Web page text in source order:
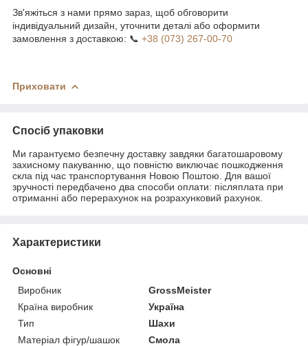
Зв'яжіться з нами прямо зараз, щоб обговорити
індивідуальний дизайн, уточнити деталі або оформити
замовлення з доставкою: 📞 +38 (073) 267-00-70
Приховати
Спосіб упаковки
Ми гарантуємо безпечну доставку завдяки багатошаровому
захисному пакуванню, що повністю виключає пошкодження
скла під час транспортування Новою Поштою. Для вашої
зручності передбачено два способи оплати: післяплата при
отриманні або перерахунок на розрахунковий рахунок.
Характеристики
Основні
Виробник
GrossMeister
Країна виробник
Україна
Тип
Шахи
Матеріал фігур/шашок
Смола